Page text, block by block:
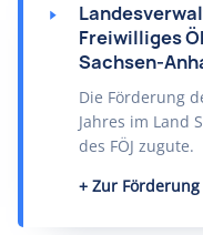
Freiwilliges
Sachsen-
Die Förderung
Jahres im Land
des FÖJ zugute.
Zur Förderung